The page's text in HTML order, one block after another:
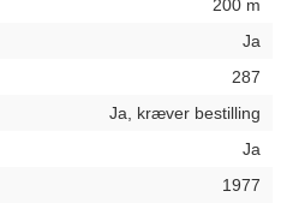
200 m
Ja
287
Ja, kræver bestilling
Ja
1977